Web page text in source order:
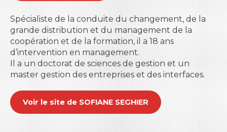
Spécialiste de la conduite du changement, de la
grande distribution et du management de la
coopération et de la formation, il a 18 ans
d’intervention en management.
Il a un doctorat de sciences de gestion et un
master gestion des entreprises et des interfaces.
Voir le site de SOFIANE SEGHIER